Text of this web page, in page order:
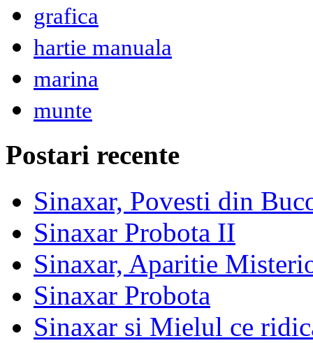
grafica
hartie manuala
marina
munte
Postari recente
Sinaxar, Povesti din
Sinaxar Probota II
Sinaxar, Aparitie
Sinaxar Probota
Sinaxar si Mielul ce